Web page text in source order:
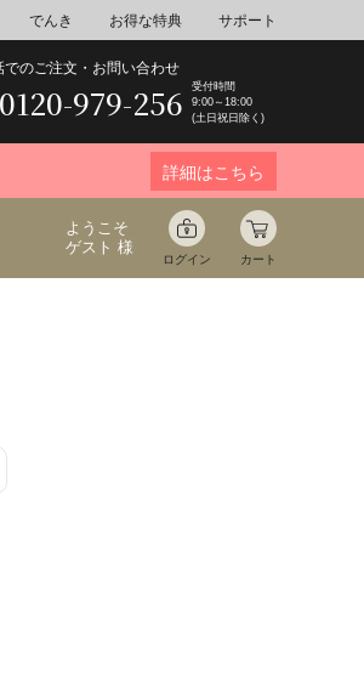
でんき お得な特典 サポート
でのご注文・お問い合わせ
0120-979-256
受付時間
9:00～18:00
(土日祝日除く)
詳細はこちら
ようこそ
ゲスト 様
ログイン カート